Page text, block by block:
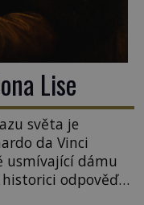
Lise
světa je
da Vinci
usmívající dámu
odpověď